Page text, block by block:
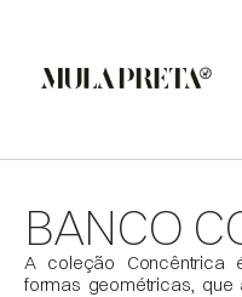
BANCO
A coleção Concêntrica
formas geométricas,